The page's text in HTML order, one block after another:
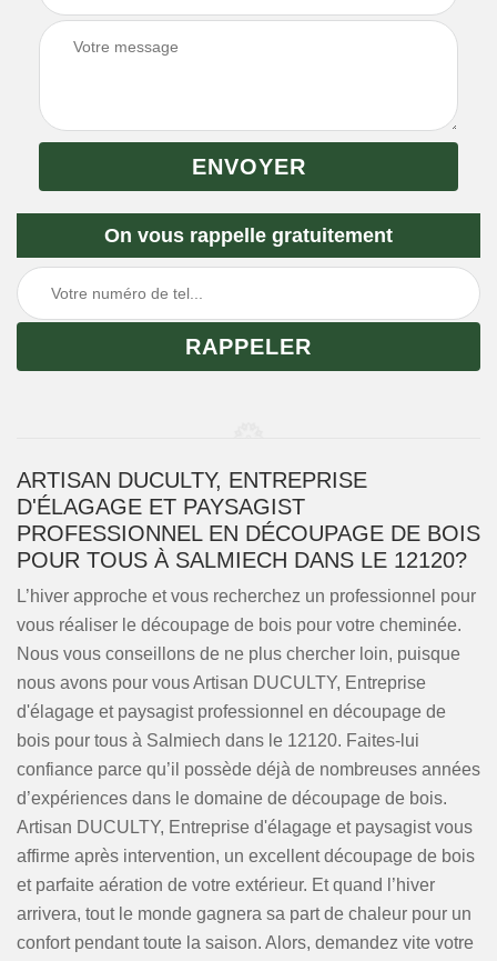
On vous rappelle gratuitement
ARTISAN DUCULTY, ENTREPRISE
D'ÉLAGAGE ET PAYSAGIST
PROFESSIONNEL EN DÉCOUPAGE DE BOIS
POUR TOUS À SALMIECH DANS LE 12120?
L’hiver approche et vous recherchez un professionnel pour
vous réaliser le découpage de bois pour votre cheminée.
Nous vous conseillons de ne plus chercher loin, puisque
nous avons pour vous Artisan DUCULTY, Entreprise
d'élagage et paysagist professionnel en découpage de
bois pour tous à Salmiech dans le 12120. Faites-lui
confiance parce qu’il possède déjà de nombreuses années
d’expériences dans le domaine de découpage de bois.
Artisan DUCULTY, Entreprise d'élagage et paysagist vous
affirme après intervention, un excellent découpage de bois
et parfaite aération de votre extérieur. Et quand l’hiver
arrivera, tout le monde gagnera sa part de chaleur pour un
confort pendant toute la saison. Alors, demandez vite votre